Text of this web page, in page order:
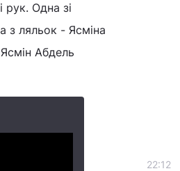
Одна зі
з ляльок - Ясміна
Абдель
22:12